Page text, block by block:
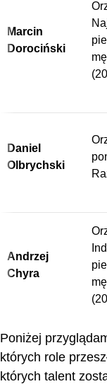
Marcin
Dorociński
Daniel
Olbrychski
Andrzej
Chyra
Poniżej
których role
których talent